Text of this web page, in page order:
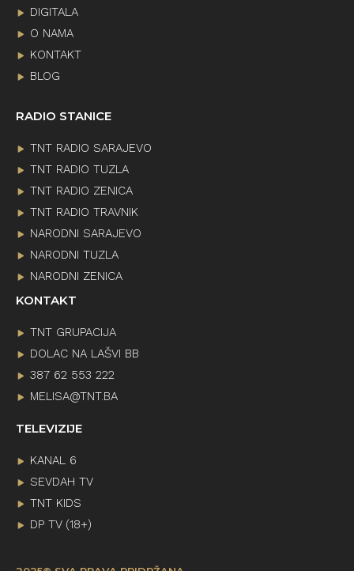
DIGITALA
O NAMA
KONTAKT
BLOG
RADIO STANICE
TNT RADIO SARAJEVO
TNT RADIO TUZLA
TNT RADIO ZENICA
TNT RADIO TRAVNIK
NARODNI SARAJEVO
NARODNI TUZLA
NARODNI ZENICA
KONTAKT
TNT GRUPACIJA
DOLAC NA LAŠVI BB
387 62 553 222
MELISA@TNT.BA
TELEVIZIJE
KANAL 6
SEVDAH TV
TNT KIDS
DP TV (18+)